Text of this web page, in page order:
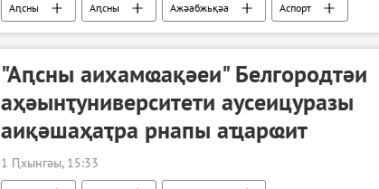
Аԥсны Аԥсны Ажәабжьқәа Аспорт
"Аԥсны аихамҩақәеи" Белгородтәи
аҳәынҭуниверситети аусеицуразы
аиқәшаҳаҭра рнапы аҵарҩит
1 Ԥхынгәы, 15:33